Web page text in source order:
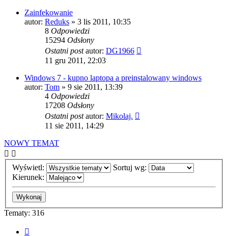
Zainfekowanie
autor: Reduks » 3 lis 2011, 10:35
8 Odpowiedzi
15294 Odsłony
Ostatni postautor: DG1966
11 gru 2011, 22:03
Windows 7 - kupno laptopa a preinstalowany windows
autor: Tom » 9 sie 2011, 13:39
4 Odpowiedzi
17208 Odsłony
Ostatni postautor: Mikolaj.
11 sie 2011, 14:29
NOWY TEMAT
Wyświetl:
Sortuj wg:
Kierunek:
Tematy: 316